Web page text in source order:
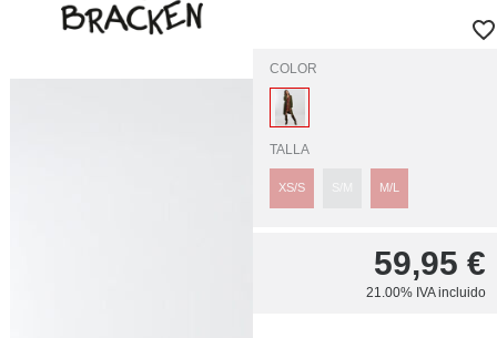
COLOR
TALLA
XS/S S/M M/L
59,95 €
21.00% IVA incluido